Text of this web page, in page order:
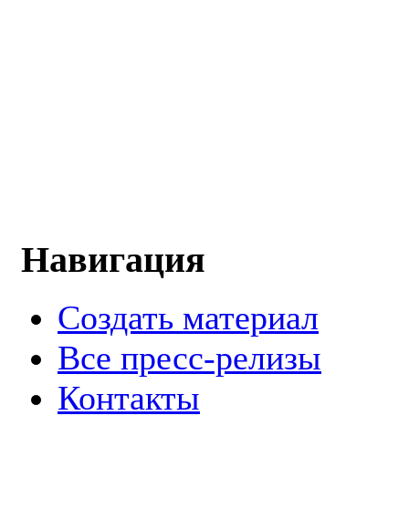
Навигация
Создать материал
Все пресс-релизы
Контакты